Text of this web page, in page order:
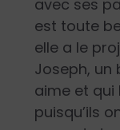
avec ses
est toute
elle a le
Joseph, un
aime et qui
puisqu’ils